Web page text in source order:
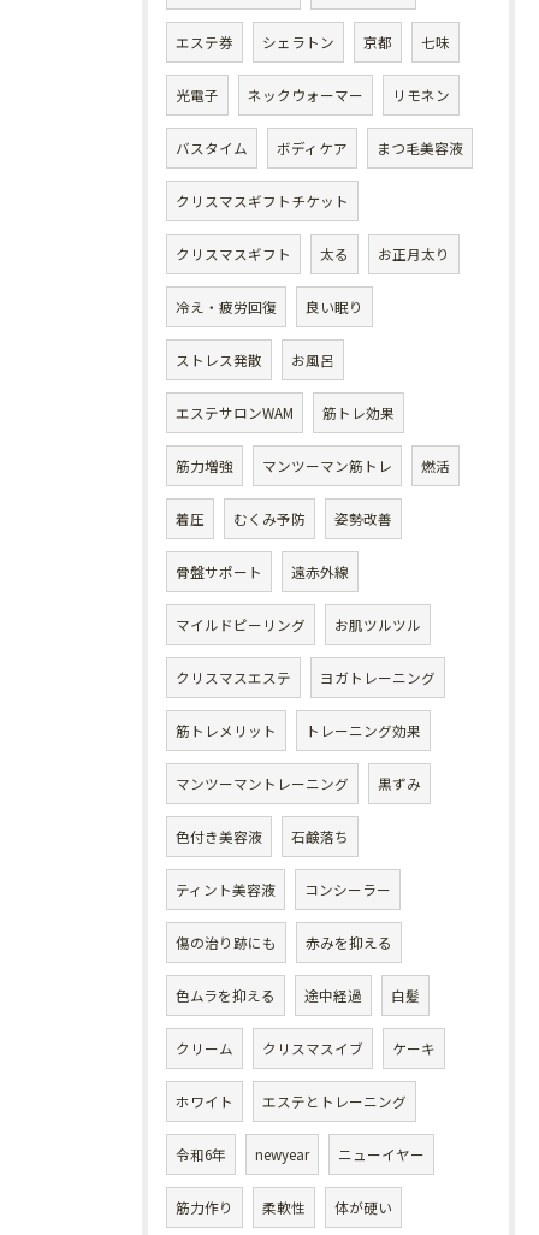
エステ券 シェラトン 京都 七味
光電子 ネックウォーマー リモネン
バスタイム ボディケア まつ毛美容液
クリスマスギフトチケット
クリスマスギフト 太る お正月太り
冷え・疲労回復 良い眠り
ストレス発散 お風呂
エステサロンWAM 筋トレ効果
筋力増強 マンツーマン筋トレ 燃活
着圧 むくみ予防 姿勢改善
骨盤サポート 遠赤外線
マイルドピーリング お肌ツルツル
クリスマスエステ ヨガトレーニング
筋トレメリット トレーニング効果
マンツーマントレーニング 黒ずみ
色付き美容液 石鹸落ち
ティント美容液 コンシーラー
傷の治り跡にも 赤みを抑える
色ムラを抑える 途中経過 白髪
クリーム クリスマスイブ ケーキ
ホワイト エステとトレーニング
令和6年 newyear ニューイヤー
筋力作り 柔軟性 体が硬い